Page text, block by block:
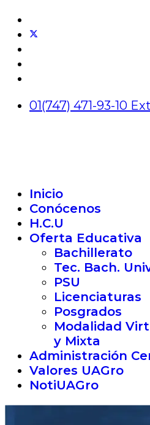
01(747) 471-93-10
Inicio
Conócenos
H.C.U
Oferta Educativa
Bachillerato
Tec. Bach.
PSU
Licenciaturas
Posgrados
Modalidad
y Mixta
Administración
Valores UAGro
NotiUAGro